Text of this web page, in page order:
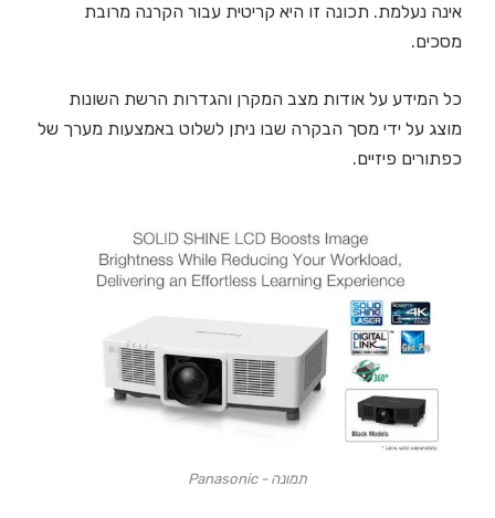
אינה נעלמת. תכונה זו היא קריטית עבור הקרנה מרובת
מסכים.
כל המידע על אודות מצב המקרן והגדרות הרשת השונות
מוצג על ידי מסך הבקרה שבו ניתן לשלוט באמצעות מערך של
כפתורים פיזיים.
תמונה - Panasonic